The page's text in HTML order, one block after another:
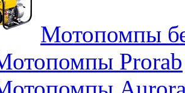
Мотопомпы
Prorab